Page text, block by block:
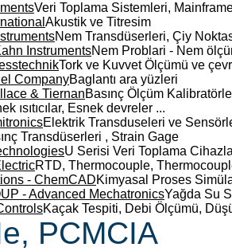
Veri Toplama Sistemleri,
Akustik ve Titresim
Nem Transdüserleri, Çiy
InstrumentsNem Problari - Nem
Tork ve Kuvvet Ölçümü ve
CompanyBaglantı ara yüzleri
& TiernanBasınç Ölçüm
ısıtıcılar, Esnek devreler ...
Elektrik Transduseleri ve
Transdüserleri , Strain Gage
U Serisi Veri Toplama
RTD, Thermocouple,
- ChemCADKimyasal Proses
- Advanced MechatronicsYağda Su
Kaçak Tespiti, Debi Ölçümü,
PCMCIA